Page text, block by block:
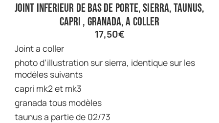
joint inferieur de bas de porte, sierra, taunus,
capri , granada, a coller
17,50€
joint a coller
photo d’illustration sur sierra, identique sur les
modèles suivants
capri mk2 et mk3
granada tous modèles
taunus a partie de 02/73